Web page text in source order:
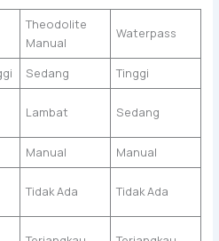
Theodolite
Manual
Waterpass
Sedang
Tinggi
Lambat Sedang
Manual
Manual
Tidak Ada Tidak Ada